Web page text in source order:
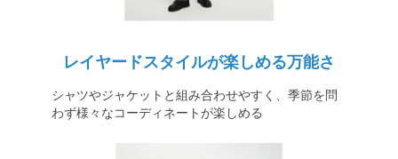
レイヤードスタイルが楽しめる万能さ
シャツやジャケットと組み合わせやすく、季節を問
わず様々なコーディネートが楽しめる